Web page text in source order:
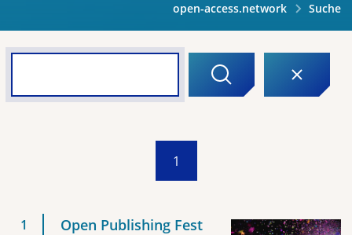
open-access.network Suche
1
Open Publishing Fest